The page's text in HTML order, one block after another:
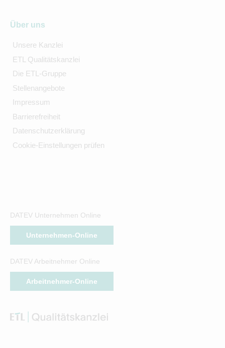
Über uns
Unsere Kanzlei
ETL Qualitätskanzlei
Die ETL-Gruppe
Stellenangebote
Impressum
Barrierefreiheit
Datenschutzerklärung
Cookie-Einstellungen prüfen
DATEV Unternehmen Online
Unternehmen-Online
DATEV Arbeitnehmer Online
Arbeitnehmer-Online